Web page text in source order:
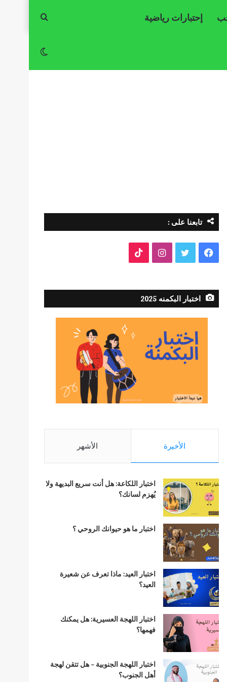
إحتبارات رياضية بحث
عن
تابعنا على :
فيسبوكتويتر انستقرام
اختبار البكمنه 2025
الأخيرة الأشهر
اختبار اللكاعة: هل أنت سريع البديهة ولا
يُهزم لسانك؟
اختبار ما هو حيوانك الروحي ؟
اختبار العيد: ماذا تعرف عن شعيرة
العيد؟
اختبار اللهجة العسيرية: هل يمكنك
فهمها؟
اختبار اللهجة الجنوبية – هل تتقن لهجة
أهل الجنوب؟